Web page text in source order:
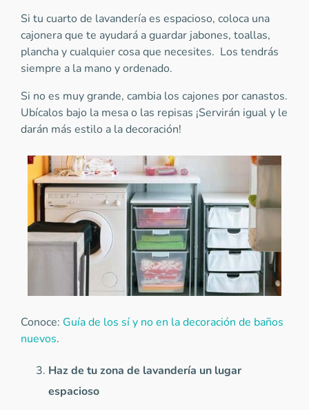
Si tu cuarto de lavandería es espacioso, coloca una
cajonera que te ayudará a guardar jabones, toallas,
plancha y cualquier cosa que necesites. Los tendrás
siempre a la mano y ordenado.
Si no es muy grande, cambia los cajones por canastos.
Ubícalos bajo la mesa o las repisas ¡Servirán igual y le
darán más estilo a la decoración!
Conoce: Guía de los sí y no en la decoración de baños
nuevos.
Haz de tu zona de lavandería un lugar
espacioso